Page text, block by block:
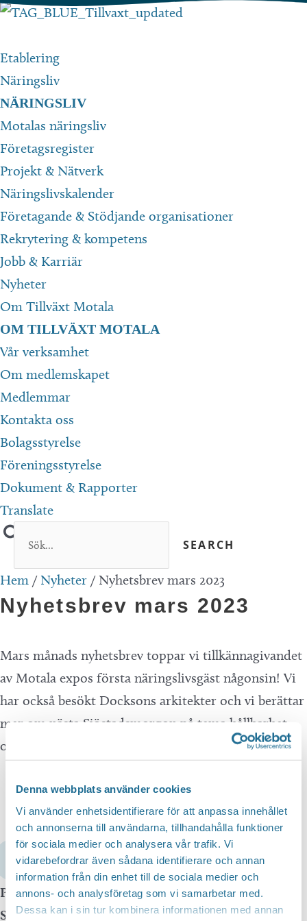
Denna webbplats använder cookies
Vi använder enhetsidentifierare för att anpassa innehållet
och annonserna till användarna, tillhandahålla funktioner
för sociala medier och analysera vår trafik. Vi
vidarebefordrar även sådana identifierare och annan
information från din enhet till de sociala medier och
annons- och analysföretag som vi samarbetar med.
Dessa kan i sin tur kombinera informationen med annan
Hoppa
innehåll
Etablering
Näringsliv
NÄRINGSLIV
Motalas näringsliv
Företagsregister
Projekt & Nätverk
Näringslivskalender
Företagande & Stödjande organisationer
Rekrytering & kompetens
Jobb & Karriär
Nyheter
Om Tillväxt Motala
OM TILLVÄXT MOTALA
Vår verksamhet
Om medlemskapet
Medlemmar
Kontakta oss
Bolagsstyrelse
Föreningsstyrelse
Dokument & Rapporter
Translate
Hem / Nyheter / Nyhetsbrev mars 2023
Nyhetsbrev mars 2023
Mars månads nyhetsbrev toppar vi tillkännagivandet
av Motala expos första näringslivsgäst någonsin! Vi
har också besökt Docksons arkitekter och vi berättar
mer om nästa Sjöstadsmorgon på tema hållbarhet
och återbruk.
LÄS HELA NYHETSBREVET GENOM ATT
KLICKA HÄR
Publicerad:03 mars 2023
Senast uppdaterad:03 mars 2023